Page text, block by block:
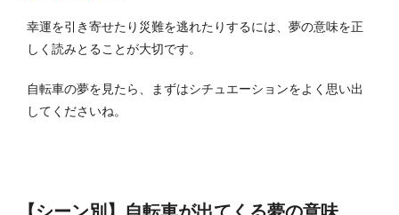
幸運を引き寄せたり災難を逃れたりするには、夢の意味を正
しく読みとることが大切です。
自転車の夢を見たら、まずはシチュエーションをよく思い出
してくださいね。